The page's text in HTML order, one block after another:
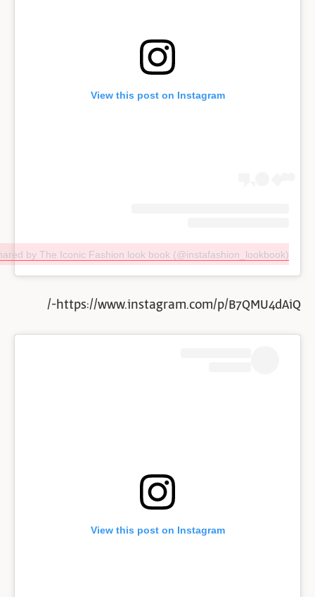
View this post on Instagram
by The Iconic Fashion look book (@instafashion_lookbook)
https://www.instagram.com/p/B7QMU4dAiQ-/
View this post on Instagram